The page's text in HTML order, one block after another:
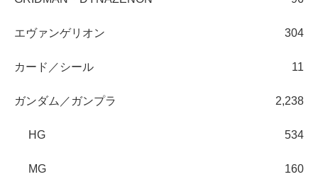
エヴァンゲリオン 304
カード／シール 11
ガンダム／ガンプラ 2,238
HG 534
MG 160